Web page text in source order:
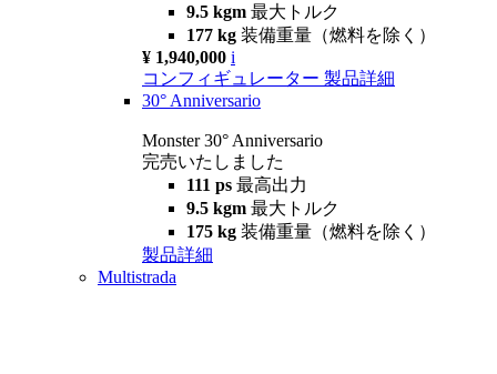
9.5 kgm 最大トルク
177 kg 装備重量（燃料を除く）
¥ 1,940,000 i
コンフィギュレーター 製品詳細
30° Anniversario
Monster 30° Anniversario
完売いたしました
111 ps 最高出力
9.5 kgm 最大トルク
175 kg 装備重量（燃料を除く）
製品詳細
Multistrada